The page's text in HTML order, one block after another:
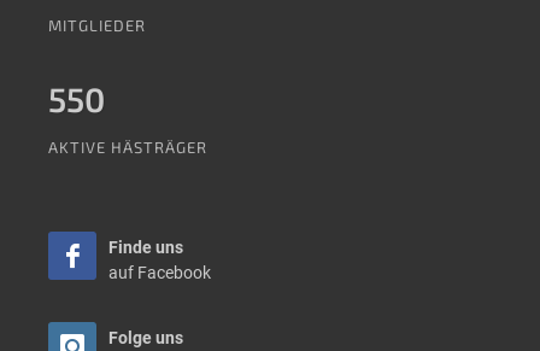
MITGLIEDER
550
AKTIVE HÄSTRÄGER
Finde uns
auf Facebook
Folge uns